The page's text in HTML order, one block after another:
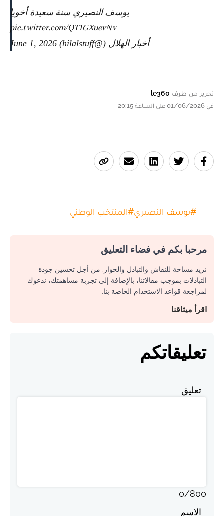
يوسف النصيري سنة سعيدة أخويا
pic.twitter.com/QT1GXuevNv
— أخبار الهلال (@hilalstuff) June 1, 2026
تحرير من طرف le360
في 01/06/2026 على الساعة 20:15
#يوسف النصيري#المنتخب الوطني
مرحبا بكم في فضاء التعليق
نريد مساحة للنقاش والتبادل والحوار. من أجل تحسين جودة
التبادلات بموجب مقالاتنا، بالإضافة إلى تجربة مساهمتك، ندعوك
لمراجعة قواعد الاستخدام الخاصة بنا.
اقرأ ميثاقنا
تعليقاتكم
تعليق
0/800
الاسم